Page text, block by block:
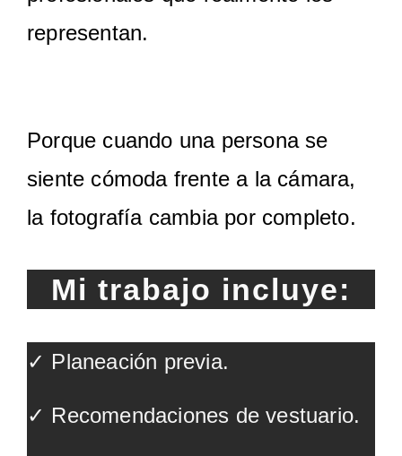
representan.
Porque cuando una persona se
siente cómoda frente a la cámara,
la fotografía cambia por completo.
Mi trabajo incluye:
✓ Planeación previa.
✓ Recomendaciones de vestuario.